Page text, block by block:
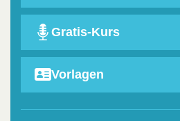
Gratis-Kurs
Vorlagen